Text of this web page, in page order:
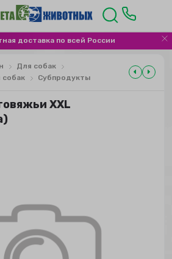
доставка по всей России
Для собак
собак
Субпродукты
XXL